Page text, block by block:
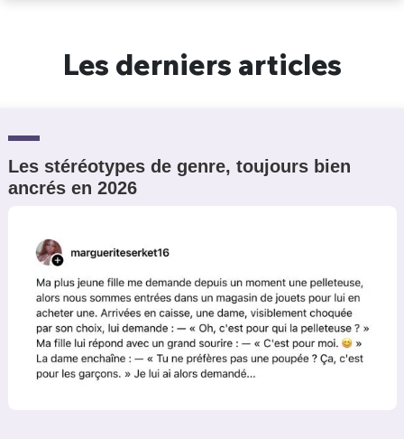
Les derniers articles
Les stéréotypes de genre, toujours bien
ancrés en 2026